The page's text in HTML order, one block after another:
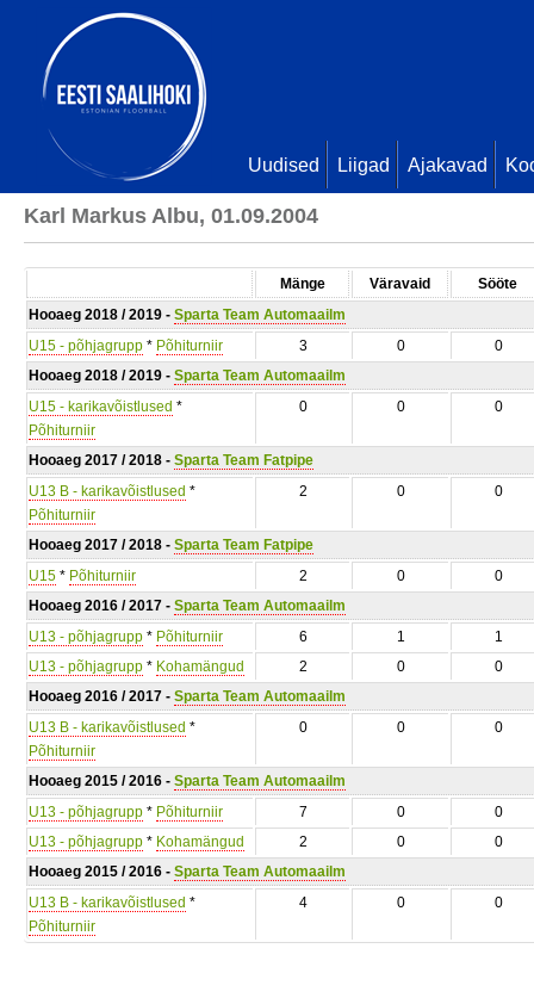
Uudised Liigad Ajakavad
Karl Markus Albu, 01.09.2004
Mänge Väravaid
Sööte
Hooaeg 2018 / 2019 - Sparta Team Automaailm
U15 - põhjagrupp * Põhiturniir 3 0
0
Hooaeg 2018 / 2019 - Sparta Team Automaailm
U15 - karikavõistlused *
Põhiturniir
0 0 0
Hooaeg 2017 / 2018 - Sparta Team Fatpipe
U13 B - karikavõistlused *
Põhiturniir
2 0 0
Hooaeg 2017 / 2018 - Sparta Team Fatpipe
U15 * Põhiturniir 2 0
0
Hooaeg 2016 / 2017 - Sparta Team Automaailm
U13 - põhjagrupp * Põhiturniir 6 1
1
U13 - põhjagrupp * Kohamängud 2 0
0
Hooaeg 2016 / 2017 - Sparta Team Automaailm
U13 B - karikavõistlused *
Põhiturniir
0 0 0
Hooaeg 2015 / 2016 - Sparta Team Automaailm
U13 - põhjagrupp * Põhiturniir 7 0
0
U13 - põhjagrupp * Kohamängud 2 0
0
Hooaeg 2015 / 2016 - Sparta Team Automaailm
U13 B - karikavõistlused *
Põhiturniir
4 0 0